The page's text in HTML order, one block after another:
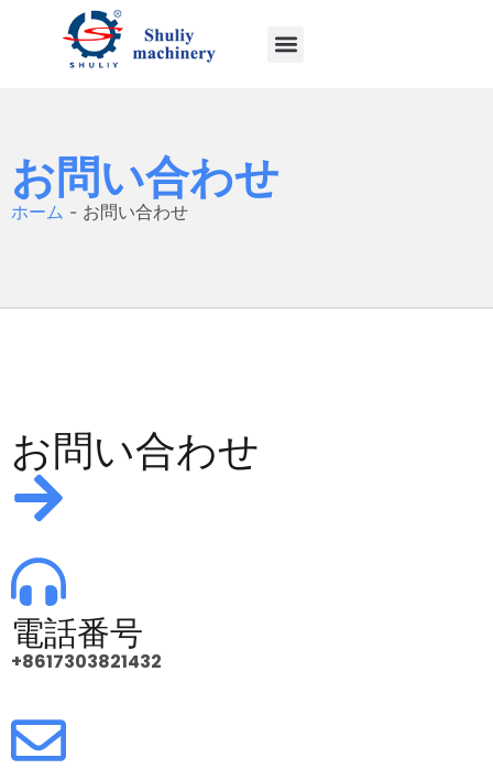
お問い合わせ
ホーム - お問い合わせ
お問い合わせ
電話番号
+8617303821432